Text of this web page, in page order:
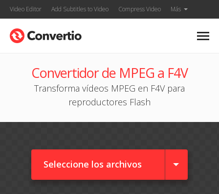
Video Editor Add Subtitles to Video Compress Video Más
Convertidor de MPEG a F4V
Transforma vídeos MPEG en F4V para
reproductores Flash
Seleccione los archivos